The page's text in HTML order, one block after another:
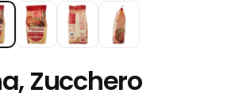
Zucchero